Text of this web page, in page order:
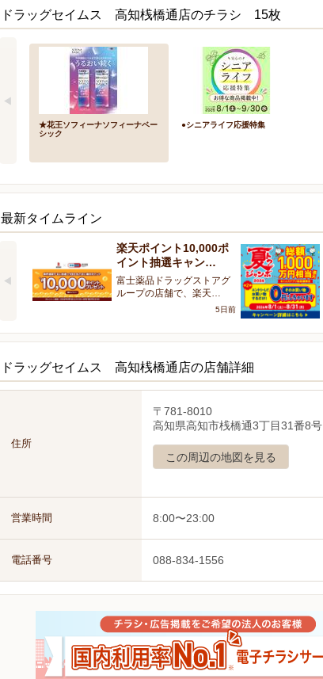
ドラッグセイムス 高知桟橋通店のチラシ 15枚
★花王ソフィーナソフィーナベー
シック
●シニアライフ応援特集
最新タイムライン
楽天ポイント10,000ポ
イント抽選キャン…
富士薬品ドラッグストアグ
ループの店舗で、楽天…
5日前
ドラッグセイムス 高知桟橋通店の店舗詳細
住所
〒781-8010
高知県高知市桟橋通3丁目31番8号
この周辺の地図を見る
営業時間 8:00〜23:00
電話番号 088-834-1556